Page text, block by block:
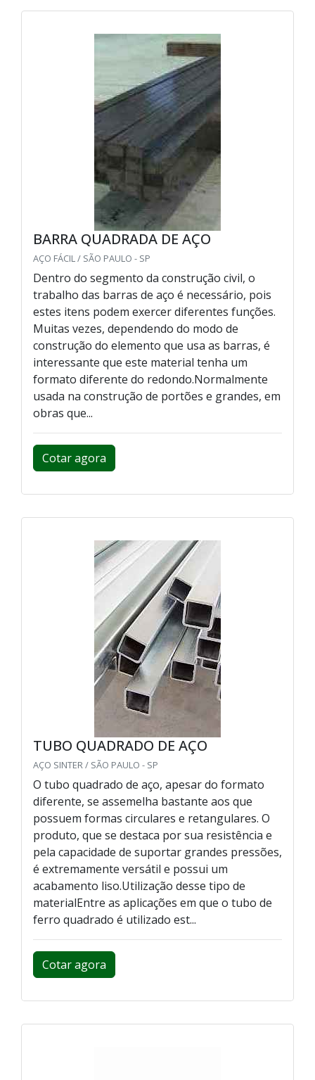
BARRA QUADRADA DE AÇO
AÇO FÁCIL / SÃO PAULO - SP
Dentro do segmento da construção civil, o
trabalho das barras de aço é necessário, pois
estes itens podem exercer diferentes funções.
Muitas vezes, dependendo do modo de
construção do elemento que usa as barras, é
interessante que este material tenha um
formato diferente do redondo.Normalmente
usada na construção de portões e grandes, em
obras que...
Cotar agora
TUBO QUADRADO DE AÇO
AÇO SINTER / SÃO PAULO - SP
O tubo quadrado de aço, apesar do formato
diferente, se assemelha bastante aos que
possuem formas circulares e retangulares. O
produto, que se destaca por sua resistência e
pela capacidade de suportar grandes pressões,
é extremamente versátil e possui um
acabamento liso.Utilização desse tipo de
materialEntre as aplicações em que o tubo de
ferro quadrado é utilizado est...
Cotar agora